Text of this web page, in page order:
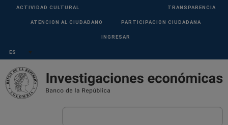
Pasar al contenido principal
Menu
Superior
ACTIVIDAD CULTURAL TRANSPARENCIA
ATENCIÓN AL CIUDADANO PARTICIPACION CIUDADANA
INGRESAR
Select your language